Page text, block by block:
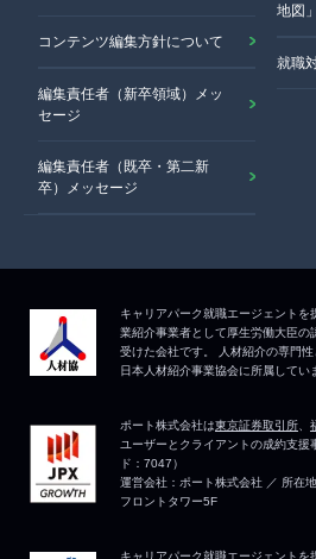
コンテンツ編集方針について
編集責任者（新卒領域）メッ
セージ
編集責任者（既卒・第二新
卒）メッセージ
地図」
就職